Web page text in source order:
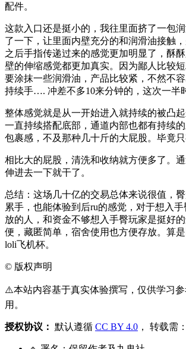
配件。
这款入口还是挺小的，我往里面挤了一包
了一下，让里面内壁充分的和润滑油接触
之后手指传递过来的感觉更加明显了，酥
壁的伸缩感觉都更加真实。因为鄙人比较
要涂抹一些润滑油，产品比较紧，不然不
持续手…. 冲差不多10来分钟的，这次一半
整体感觉就是从一开始进入就持续的被凸起
一直持续搭配底部，通道内部也都有持续
包裹感，不及那种几十斤的大屁股。毕竟只
相比大的屁股，清洗和收纳就方便多了。通
伸进去一下就干了。
总结：这场几十亿的交易总体来说很值，
累手，也能体验到后ru的感觉，对于想入
放的人，和资金不够想入手臀玩家是挺好
便，藏匿简单，宿舍使用也方便存放。算
loli飞机杯。
© 版权声明
⚠️本站内容基于真实体验撰写，仅供学习
用。
授权协议： 默认遵循 CC BY 4.0 ， 转载需：